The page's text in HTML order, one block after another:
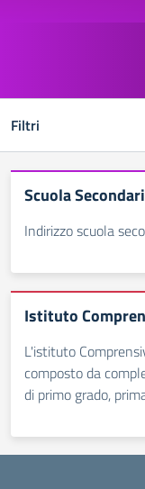
Filtri
Scuola
Indirizzo scuola
Istituto
L'istituto
composto da
di primo grado,